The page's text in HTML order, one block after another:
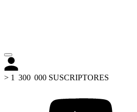
> 1 300 000 SUSCRIPTORES